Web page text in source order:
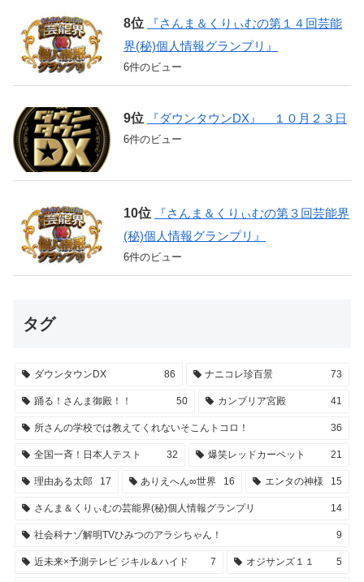
『さんま＆くりぃむの第１４回芸能
界(秘)個人情報グランプリ』
6件のビュー
『ダウンタウンDX』 １０月２３日
6件のビュー
『さんま＆くりぃむの第３回芸能界
(秘)個人情報グランプリ』
6件のビュー
タグ
ダウンタウンDX 86 ナニコレ珍百景 73
踊る！さんま御殿！！ 50 カンブリア宮殿 41
所さんの学校では教えてくれないそこんトコロ！ 36
全国一斉！日本人テスト 32 爆笑レッドカーペット 21
理由ある太郎 17 ありえへん∞世界 16 エンタの神様 15
さんま＆くりぃむの芸能界(秘)個人情報グランプリ 14
社会科ナゾ解明TVひみつのアラシちゃん！ 9
近未来×予測テレビ ジキル＆ハイド 7 オジサンズ１１ 5